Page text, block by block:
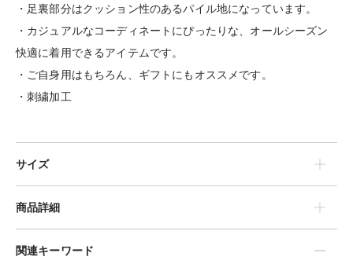
・足裏部分はクッション性のあるパイル地になっています。
・カジュアルなコーディネートにぴったりな、オールシーズン
快適に着用できるアイテムです。
・ご自身用はもちろん、ギフトにもオススメです。
・刺繍加工
サイズ
商品詳細
関連キーワード